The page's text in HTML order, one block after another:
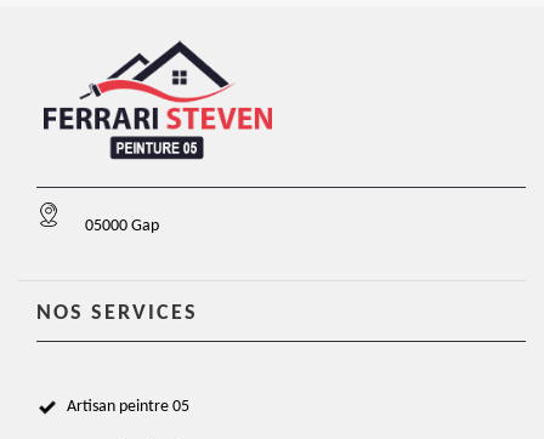
05000 Gap
NOS SERVICES
Artisan peintre 05